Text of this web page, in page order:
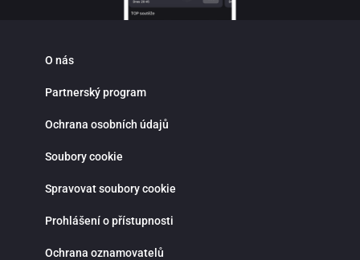
O nás
Partnerský program
Ochrana osobních údajů
Soubory cookie
Spravovat soubory cookie
Prohlášení o přístupnosti
Ochrana oznamovatelů